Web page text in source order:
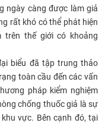
ngày càng được làm giả
rất khó có thể phát hiện
trên thế giới có khoảng
biểu đã tập trung thảo
toàn cầu đến các vấn
pháp kiểm nghiệm
chống thuốc giả là sự
vực. Bên cạnh đó, tại